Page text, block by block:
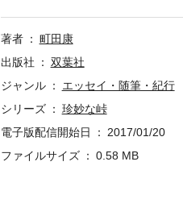
著者
町田康
出版社
双葉社
ジャンル
エッセイ・随筆・紀行
シリーズ
珍妙な峠
電子版配信開始日
2017/01/20
ファイルサイズ
0.58 MB